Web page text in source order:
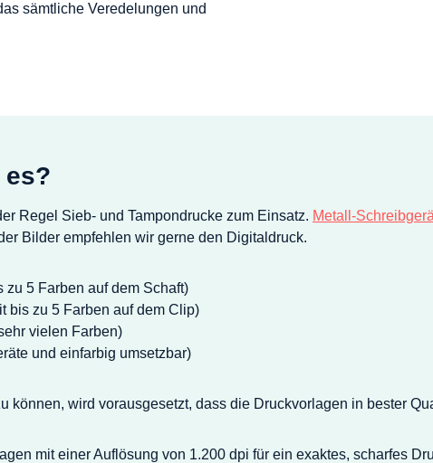
sämtliche Veredelungen und
es?
Regel Sieb- und Tampondrucke zum Einsatz. Metall-
Bilder empfehlen wir gerne den Digitaldruck.
zu 5 Farben auf dem Schaft)
bis zu 5 Farben auf dem Clip)
vielen Farben)
und einfarbig umsetzbar)
können, wird vorausgesetzt, dass die Druckvorlagen in bester
mit einer Auflösung von 1.200 dpi für ein exaktes, scharfes